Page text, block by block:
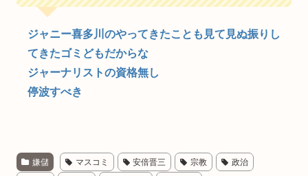
ジャニー喜多川のやってきたことも見て見ぬ振りし
てきたゴミどもだからな
ジャーナリストの資格無し
停波すべき
嫌儲 マスコミ 安倍晋三 宗教 政治